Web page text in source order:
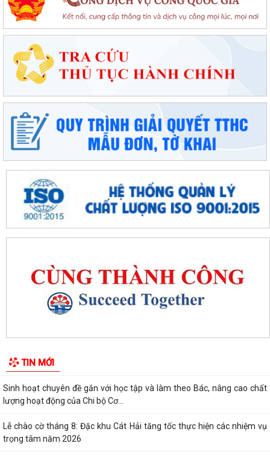
TIN MỚI
Đặc khu Cát Hải đẩy mạnh cải cách hành chính, nâng cao chất lượng
phục vụ người dân và doanh nghiệp
Thông báo tuyển sinh trình độ trung cấp, cao đẳng năm 2026 của
Trường Cao đẳng Kỹ thuật Hải Phòng
Tổ đại biểu số 09 HĐND thành phố Hải Phòng tiếp xúc cử tri sau Kỳ họp
thường lệ giữa năm 2026
Đặc khu Cát Hải triển khai Chương trình quốc gia về an toàn trong sử
dụng điện giai đoạn 2026 - 2035
Khơi dậy tiềm năng, phát huy sức mạnh kinh tế tư nhân tại đặc khu Cát
Đặc khu Cát Hải quyết tâm thực hiện thắng lợi Nghị quyết số 11-
NQ/TU, tạo động lực tăng trưởng...
Đặc khu Cát Hải đẩy mạnh triển khai Nghị quyết số 57-NQ/TW, tạo đột
UBND đặc khu Cát Hải đánh giá kết quả phát triển kinh tế - xã hội tháng
7, triển khai nhiệm vụ...
Đặc khu Cát Hải đẩy mạnh chuyển đổi số, thúc đẩy thanh toán không
triển kinh tế tư nhân
Sinh hoạt chuyên đề gắn với học tập và làm theo Bác, nâng cao chất
lượng hoạt động của Chi bộ Cơ...
Lễ chào cờ tháng 8: Đặc khu Cát Hải tăng tốc thực hiện các nhiệm vụ
trọng tâm năm 2026